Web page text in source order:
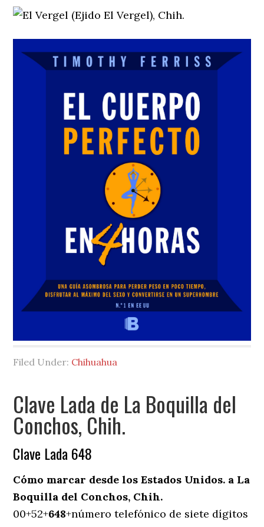
Filed Under: Chihuahua
Clave Lada de La Boquilla del
Conchos, Chih.
Clave Lada 648
Cómo marcar desde los Estados Unidos. a La
Boquilla del Conchos, Chih.
00+52+648+número telefónico de siete dígitos